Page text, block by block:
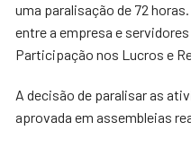
uma paralisação de 72
entre a empresa e
Participação nos Lucros e
A decisão de paralisar as
aprovada em assembleias